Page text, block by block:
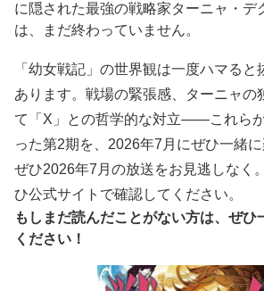
に隠された最強の戦略家ターニャ・デ
は、まだ終わっていません。
「幼女戦記」の世界観は一度ハマる
あります。戦場の緊張感、ターニャの
て「X」との哲学的な対立——これら
った第2期を、2026年7月にぜひ一緒に
ぜひ2026年7月の放送をお見逃しなく
ひ公式サイトで確認してください。
もしまだ読んだことがない方は、ぜひ
ください！